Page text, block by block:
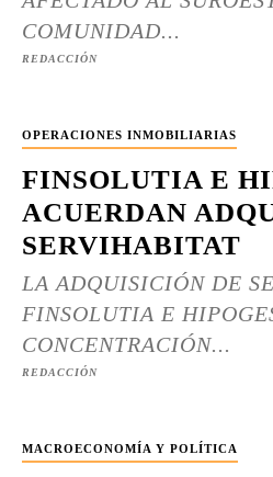
COMUNIDAD...
REDACCIÓN
OPERACIONES INMOBILIARIAS
FINSOLUTIA E
ACUERDAN
SERVIHABITAT
LA ADQUISICIÓN DE
FINSOLUTIA E
CONCENTRACIÓN...
REDACCIÓN
MACROECONOMÍA Y POLÍTICA